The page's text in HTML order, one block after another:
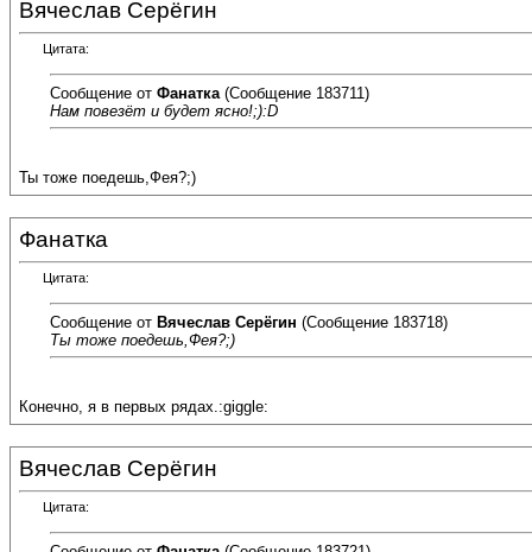
Вячеслав Серёгин
Цитата:
Сообщение от Фанатка (Сообщение 183711)
Нам повезёт и будет ясно!;):D
Ты тоже поедешь,Фея?;)
Фанатка
Цитата:
Сообщение от Вячеслав Серёгин (Сообщение 183718)
Ты тоже поедешь,Фея?;)
Конечно, я в первых рядах.:giggle:
Вячеслав Серёгин
Цитата: